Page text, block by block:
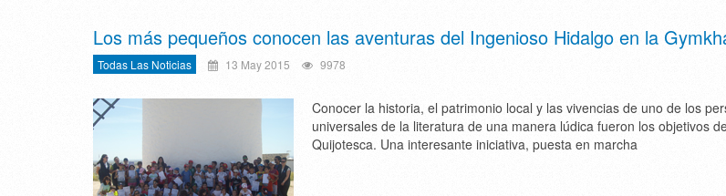
Los más pequeños conocen las aventuras del Ingenioso Hidalgo en la
Todas Las Noticias 13 May 2015 9978
Conocer la historia, el patrimonio local y las vivencias de uno de los
universales de la literatura de una manera lúdica fueron los objetivos
Quijotesca. Una interesante iniciativa, puesta en marcha